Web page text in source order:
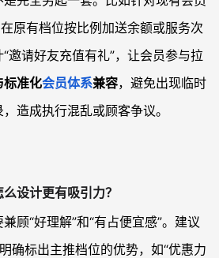
原有档位按比例加送余额或服务次
邀请好友充值有礼”，让会员参与拉
标准化会员体系兼容，避免出现临时
造成执行混乱或顾客争议。
设计更有吸引力？
顾“好理解”和“有占便宜感”。建议
确标出主推档位的优势，如“优惠力